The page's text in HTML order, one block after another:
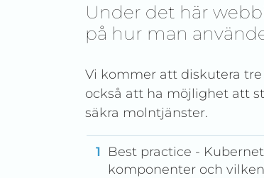
Under det här
på hur man
Vi kommer att diskutera
också att ha möjlighet att
säkra molntjänster.
Best practice -
komponenter och